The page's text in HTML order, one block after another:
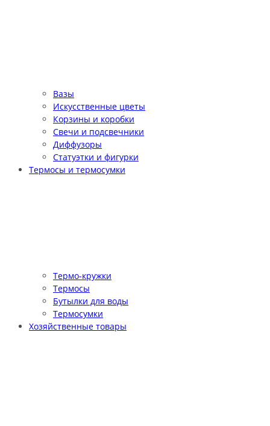
Вазы
Искусственные цветы
Корзины и коробки
Свечи и подсвечники
Диффузоры
Статуэтки и фигурки
Термосы и термосумки
Термо-кружки
Термосы
Бутылки для воды
Термосумки
Хозяйственные товары